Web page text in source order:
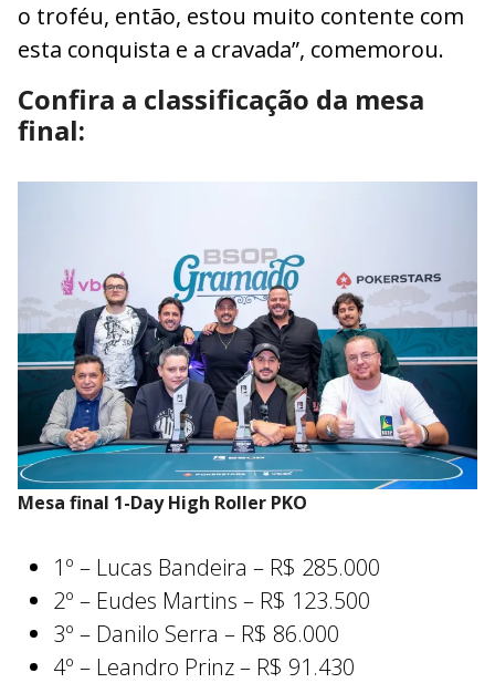
o troféu, então, estou muito contente com
esta conquista e a cravada”, comemorou.
Confira a classificação da mesa
final:
Mesa final 1-Day High Roller PKO
1º – Lucas Bandeira – R$ 285.000
2º – Eudes Martins – R$ 123.500
3º – Danilo Serra – R$ 86.000
4º – Leandro Prinz – R$ 91.430